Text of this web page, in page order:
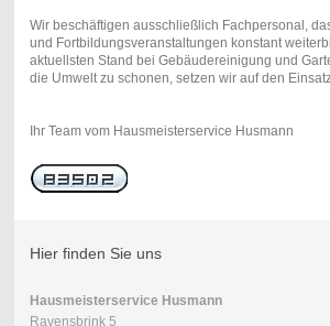
Wir beschäftigen ausschließlich Fachpersonal,
und Fortbildungsveranstaltungen konstant
aktuellsten Stand bei Gebäudereinigung und
die Umwelt zu schonen, setzen wir auf den
Ihr Team vom Hausmeisterservice Husmann
Hier finden Sie uns
Hausmeisterservice Husmann
Ravensbrink 5